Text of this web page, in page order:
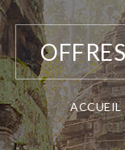
ACCUEIL